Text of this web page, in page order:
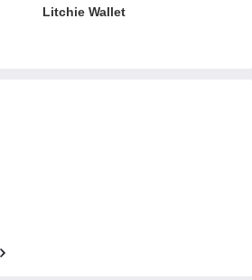
Litchie Wallet